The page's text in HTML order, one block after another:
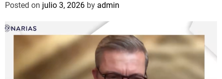
Posted on julio 3, 2026 by admin